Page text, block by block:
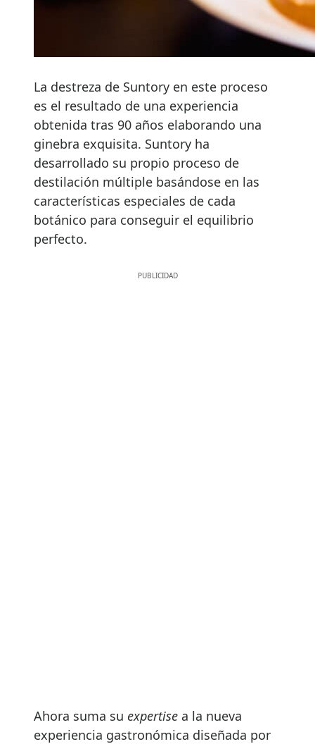
La destreza de Suntory en este proceso
es el resultado de una experiencia
obtenida tras 90 años elaborando una
ginebra exquisita. Suntory ha
desarrollado su propio proceso de
destilación múltiple basándose en las
características especiales de cada
botánico para conseguir el equilibrio
perfecto.
Ahora suma su expertise a la nueva
experiencia gastronómica diseñada por